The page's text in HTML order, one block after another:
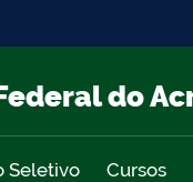
do
Seletivo Cursos